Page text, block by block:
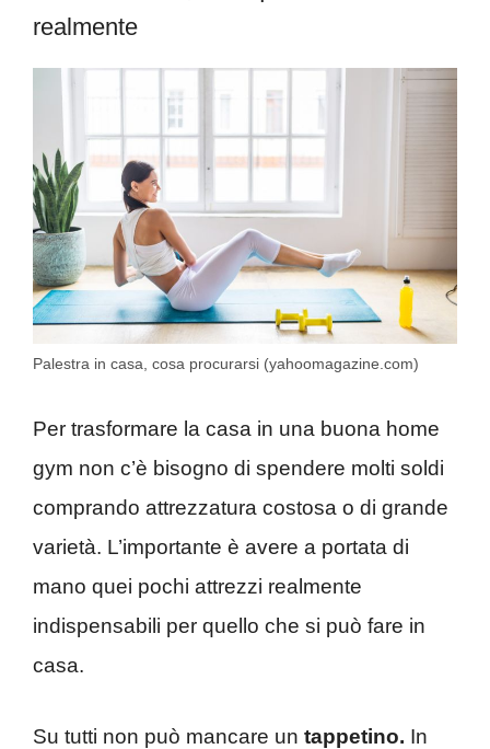
realmente
Palestra in casa, cosa procurarsi (yahoomagazine.com)
Per trasformare la casa in una buona home
gym non c’è bisogno di spendere molti soldi
comprando attrezzatura costosa o di grande
varietà. L’importante è avere a portata di
mano quei pochi attrezzi realmente
indispensabili per quello che si può fare in
casa.
Su tutti non può mancare un tappetino. In